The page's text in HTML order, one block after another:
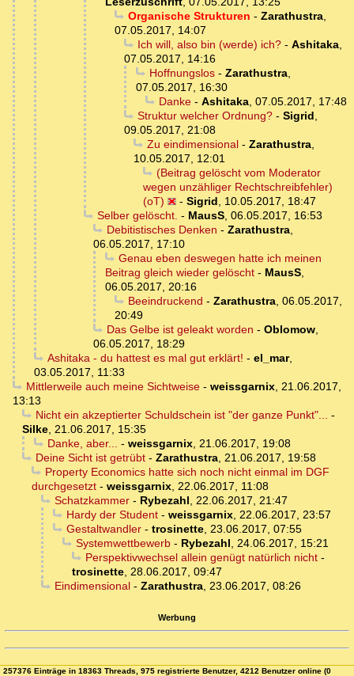
Organische Strukturen - Zarathustra,
07.05.2017, 14:07
Ich will, also bin (werde) ich?- Ashitaka,
07.05.2017, 14:16
Hoffnungslos- Zarathustra,
07.05.2017, 16:30
Danke- Ashitaka, 07.05.2017, 17:48
Struktur welcher Ordnung?- Sigrid,
09.05.2017, 21:08
Zu eindimensional- Zarathustra,
10.05.2017, 12:01
(Beitrag gelöscht vom Moderator
wegen unzähliger Rechtschreibfehler)
(oT)
- Sigrid, 10.05.2017, 18:47
Selber gelöscht. - MausS, 06.05.2017, 16:53
Debitistisches Denken - Zarathustra,
06.05.2017, 17:10
Genau eben deswegen hatte ich meinen
Beitrag gleich wieder gelöscht - MausS,
06.05.2017, 20:16
Beeindruckend - Zarathustra, 06.05.2017,
20:49
Das Gelbe ist geleakt worden - Oblomow,
06.05.2017, 18:29
Ashitaka - du hattest es mal gut erklärt! - el_mar,
03.05.2017, 11:33
Mittlerweile auch meine Sichtweise- weissgarnix, 21.06.2017,
13:13
Nicht ein akzeptierter Schuldschein ist "der ganze Punkt"... -
Silke, 21.06.2017, 15:35
Danke, aber... - weissgarnix, 21.06.2017, 19:08
Deine Sicht ist getrübt- Zarathustra, 21.06.2017, 19:58
Property Economics hatte sich noch nicht einmal im DGF
durchgesetzt - weissgarnix, 22.06.2017, 11:08
Schatzkammer- Rybezahl, 22.06.2017, 21:47
Hardy der Student- weissgarnix, 22.06.2017, 23:57
Gestaltwandler- trosinette, 23.06.2017, 07:55
Systemwettbewerb- Rybezahl, 24.06.2017, 15:21
Perspektivwechsel allein genügt natürlich nicht-
trosinette, 28.06.2017, 09:47
Eindimensional- Zarathustra, 23.06.2017, 08:26
Werbung
257376 Einträge in 18363 Threads, 975 registrierte Benutzer, 4212 Benutzer online (0